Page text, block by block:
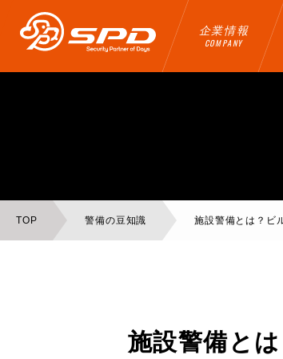
企業情報
COMPANY
TOP 警備の豆知識 施設警備とは？ビ
施設警備と